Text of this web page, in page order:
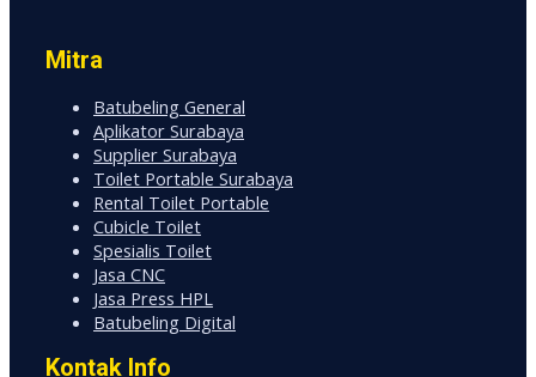
Mitra
Batubeling General
Aplikator Surabaya
Supplier Surabaya
Toilet Portable Surabaya
Rental Toilet Portable
Cubicle Toilet
Spesialis Toilet
Jasa CNC
Jasa Press HPL
Batubeling Digital
Kontak Info